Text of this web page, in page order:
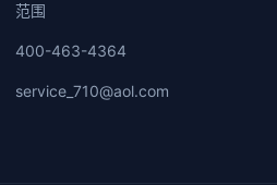
范围
400-463-4364
service_710@aol.com